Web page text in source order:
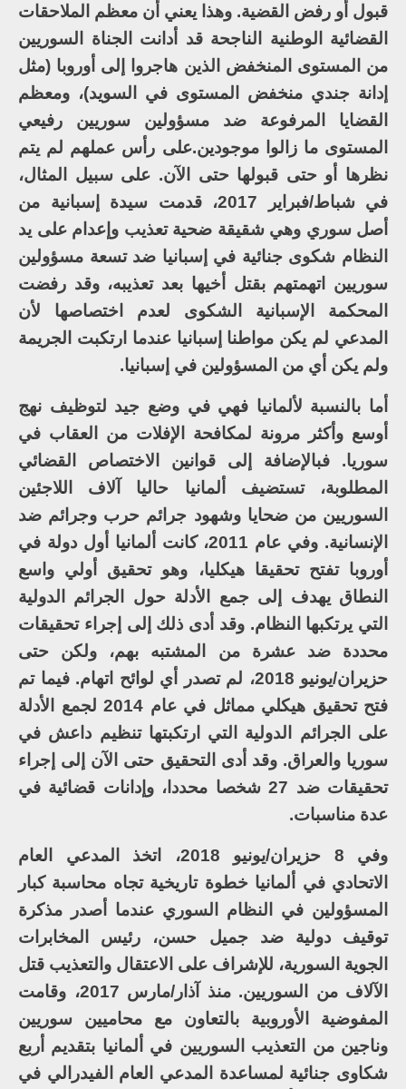
قبول أو رفض القضية. وهذا يعني أن معظم الملاحقات
القضائية الوطنية الناجحة قد أدانت الجناة السوريين
من المستوى المنخفض الذين هاجروا إلى أوروبا (مثل
إدانة جندي منخفض المستوى في السويد)، ومعظم
القضايا المرفوعة ضد مسؤولين سوريين رفيعي
المستوى ما زالوا موجودين.على رأس عملهم لم يتم
نظرها أو حتى قبولها حتى الآن. على سبيل المثال،
في شباط/فبراير 2017، قدمت سيدة إسبانية من
أصل سوري وهي شقيقة ضحية تعذيب وإعدام على يد
النظام شكوى جنائية في إسبانيا ضد تسعة مسؤولين
سوريين اتهمتهم بقتل أخيها بعد تعذيبه، وقد رفضت
المحكمة الإسبانية الشكوى لعدم اختصاصها لأن
المدعي لم يكن مواطنا إسبانيا عندما ارتكبت الجريمة
ولم يكن أي من المسؤولين في إسبانيا.
أما بالنسبة لألمانيا فهي في وضع جيد لتوظيف نهج
أوسع وأكثر مرونة لمكافحة الإفلات من العقاب في
سوريا. فبالإضافة إلى قوانين الاختصاص القضائي
المطلوبة، تستضيف ألمانيا حاليا آلاف اللاجئين
السوريين من ضحايا وشهود جرائم حرب وجرائم ضد
الإنسانية. وفي عام 2011، كانت ألمانيا أول دولة في
أوروبا تفتح تحقيقا هيكليا، وهو تحقيق أولي واسع
النطاق يهدف إلى جمع الأدلة حول الجرائم الدولية
التي يرتكبها النظام. وقد أدى ذلك إلى إجراء تحقيقات
محددة ضد عشرة من المشتبه بهم، ولكن حتى
حزيران/يونيو 2018، لم تصدر أي لوائح اتهام. فيما تم
فتح تحقيق هيكلي مماثل في عام 2014 لجمع الأدلة
على الجرائم الدولية التي ارتكبتها تنظيم داعش في
سوريا والعراق. وقد أدى التحقيق حتى الآن إلى إجراء
تحقيقات ضد 27 شخصا محددا، وإدانات قضائية في
عدة مناسبات.
وفي 8 حزيران/يونيو 2018، اتخذ المدعي العام
الاتحادي في ألمانيا خطوة تاريخية تجاه محاسبة كبار
المسؤولين في النظام السوري عندما أصدر مذكرة
توقيف دولية ضد جميل حسن، رئيس المخابرات
الجوية السورية، للإشراف على الاعتقال والتعذيب قتل
الآلاف من السوريين. منذ آذار/مارس 2017، وقامت
المفوضية الأوروبية بالتعاون مع محاميين سوريين
وناجين من التعذيب السوريين في ألمانيا بتقديم أربع
شكاوى جنائية لمساعدة المدعي العام الفيدرالي في